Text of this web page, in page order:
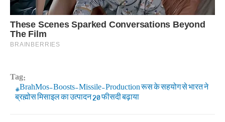
Tag:
BrahMos-Boosts-Missile-Production रूस के सहयोग से भारत ने
ब्रह्मोस मिसाइल का उत्पादन 20 फीसदी बढ़ाया